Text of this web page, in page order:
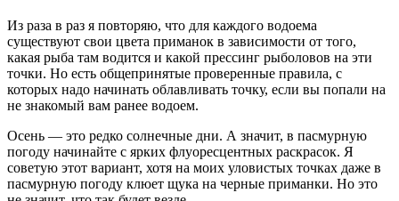
Из раза в раз я повторяю, что для каждого водоема
существуют свои цвета приманок в зависимости от того,
какая рыба там водится и какой прессинг рыболовов на эти
точки. Но есть общепринятые проверенные правила, с
которых надо начинать облавливать точку, если вы попали на
не знакомый вам ранее водоем.
Осень — это редко солнечные дни. А значит, в пасмурную
погоду начинайте с ярких флуоресцентных раскрасок. Я
советую этот вариант, хотя на моих уловистых точках даже в
пасмурную погоду клюет щука на черные приманки. Но это